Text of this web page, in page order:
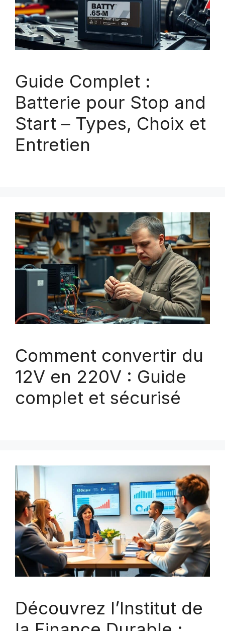
Guide Complet :
Batterie pour Stop and
Start – Types, Choix et
Entretien
Comment convertir du
12V en 220V : Guide
complet et sécurisé
Découvrez l’Institut de